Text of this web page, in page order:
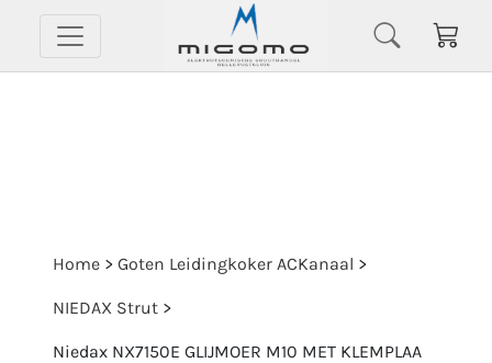
Home > Goten Leidingkoker ACKanaal >
NIEDAX Strut >
Niedax NX7150E GLIJMOER M10 MET KLEMPLAA